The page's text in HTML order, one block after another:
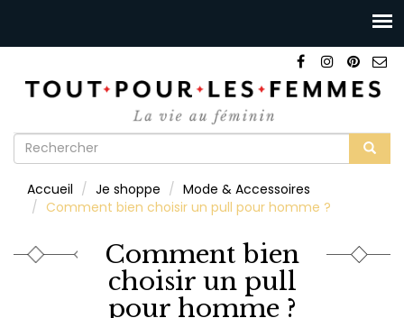
Formulaire
recherche
Accueil Je shoppe
Mode & Accessoires
Comment bien choisir un pull pour homme ?
Comment bien
choisir un pull
pour homme ?